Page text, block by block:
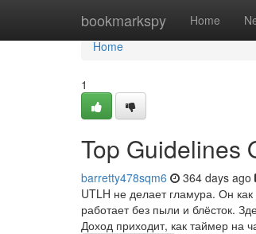
bookmarkspy Home
Home
Home
1
Top Guidelines
barretty478sqm6 364 days ago
UTLH не делает гламура. Он
работает без пыли и блёсток.
Доход приходит, как таймер на